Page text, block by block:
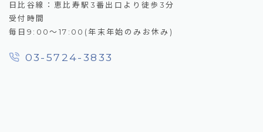
日比谷線：恵比寿駅3番出口より徒歩3分
受付時間
毎日9:00～17:00(年末年始のみお休み)
03-5724-3833